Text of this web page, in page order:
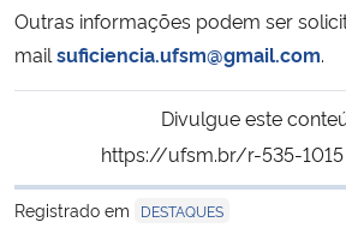
Outras informações podem ser
mail suficiencia.ufsm@gmail.com.
Divulgue este
https://ufsm.br/r-535-1015
Registrado em
DESTAQUES